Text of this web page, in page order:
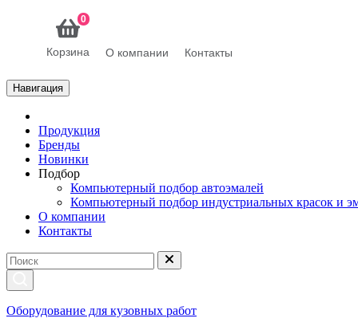
0
Корзина О компании Контакты
Навигация
Продукция
Бренды
Новинки
Подбор
Компьютерный подбор автоэмалей
Компьютерный подбор индустриальных красок и
О компании
Контакты
Оборудование для кузовных работ